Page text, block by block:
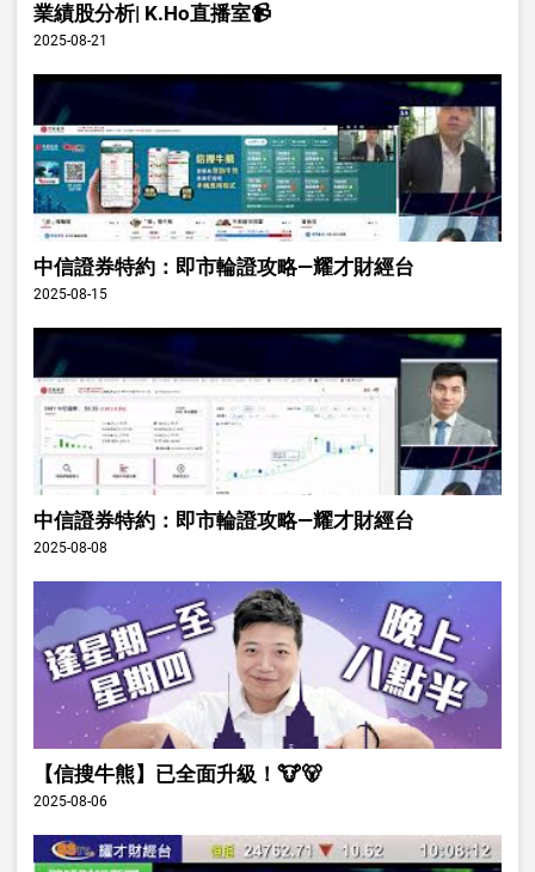
業績股分析| K.Ho直播室📹
2025-08-21
中信證券特約：即市輪證攻略—耀才財經台
2025-08-15
中信證券特約：即市輪證攻略—耀才財經台
2025-08-08
【信搜牛熊】已全面升級！🐮🐻
2025-08-06